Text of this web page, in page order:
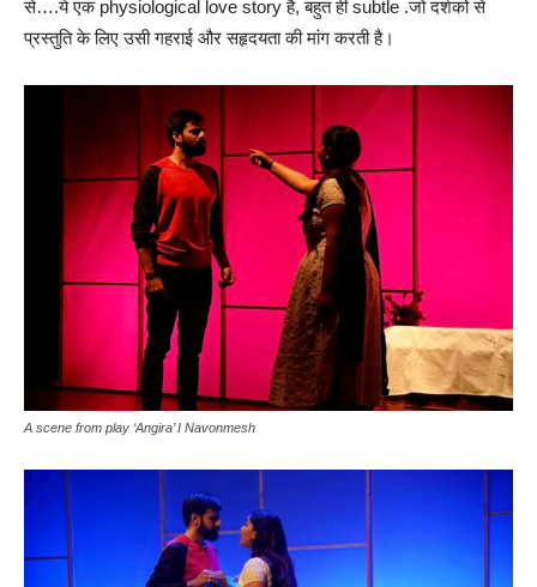
से….ये एक physiological love story है, बहुत ही subtle .जो दर्शकों से
प्रस्तुति के लिए उसी गहराई और सहृदयता की मांग करती है।
A scene from play ‘Angira’ I Navonmesh